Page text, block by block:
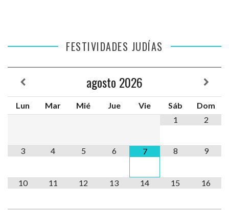
FESTIVIDADES JUDÍAS
agosto 2026
Lun Mar Mié Jue Vie Sáb
Dom
1
2
3 4 5 6 7 8 9
10 11 12 13 14 15 16